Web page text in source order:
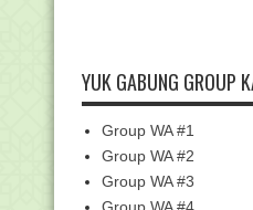
►April(39)
►Maret(62)
►Februari(76)
▼Januari(67)
Cara Login SIAGA
YUK GABUNG GROUP
Group WA #1
Group WA #2
Group WA #3
Group WA #4